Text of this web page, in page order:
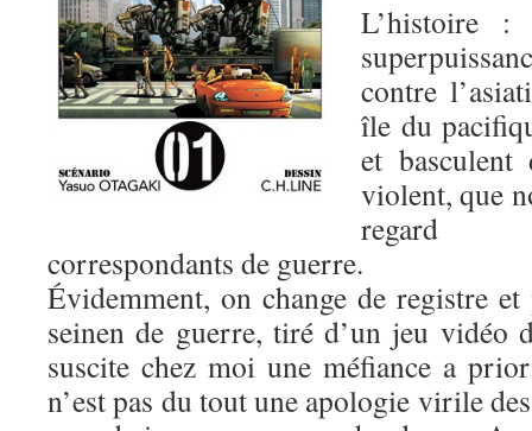
L’histoire
contre
île du
et
violent, que
regard
correspondants de guerre.
Évidemment, on change de registre et
seinen de guerre, tiré d’un jeu vidéo
suscite chez moi une méfiance a
n’est pas du tout une apologie virile